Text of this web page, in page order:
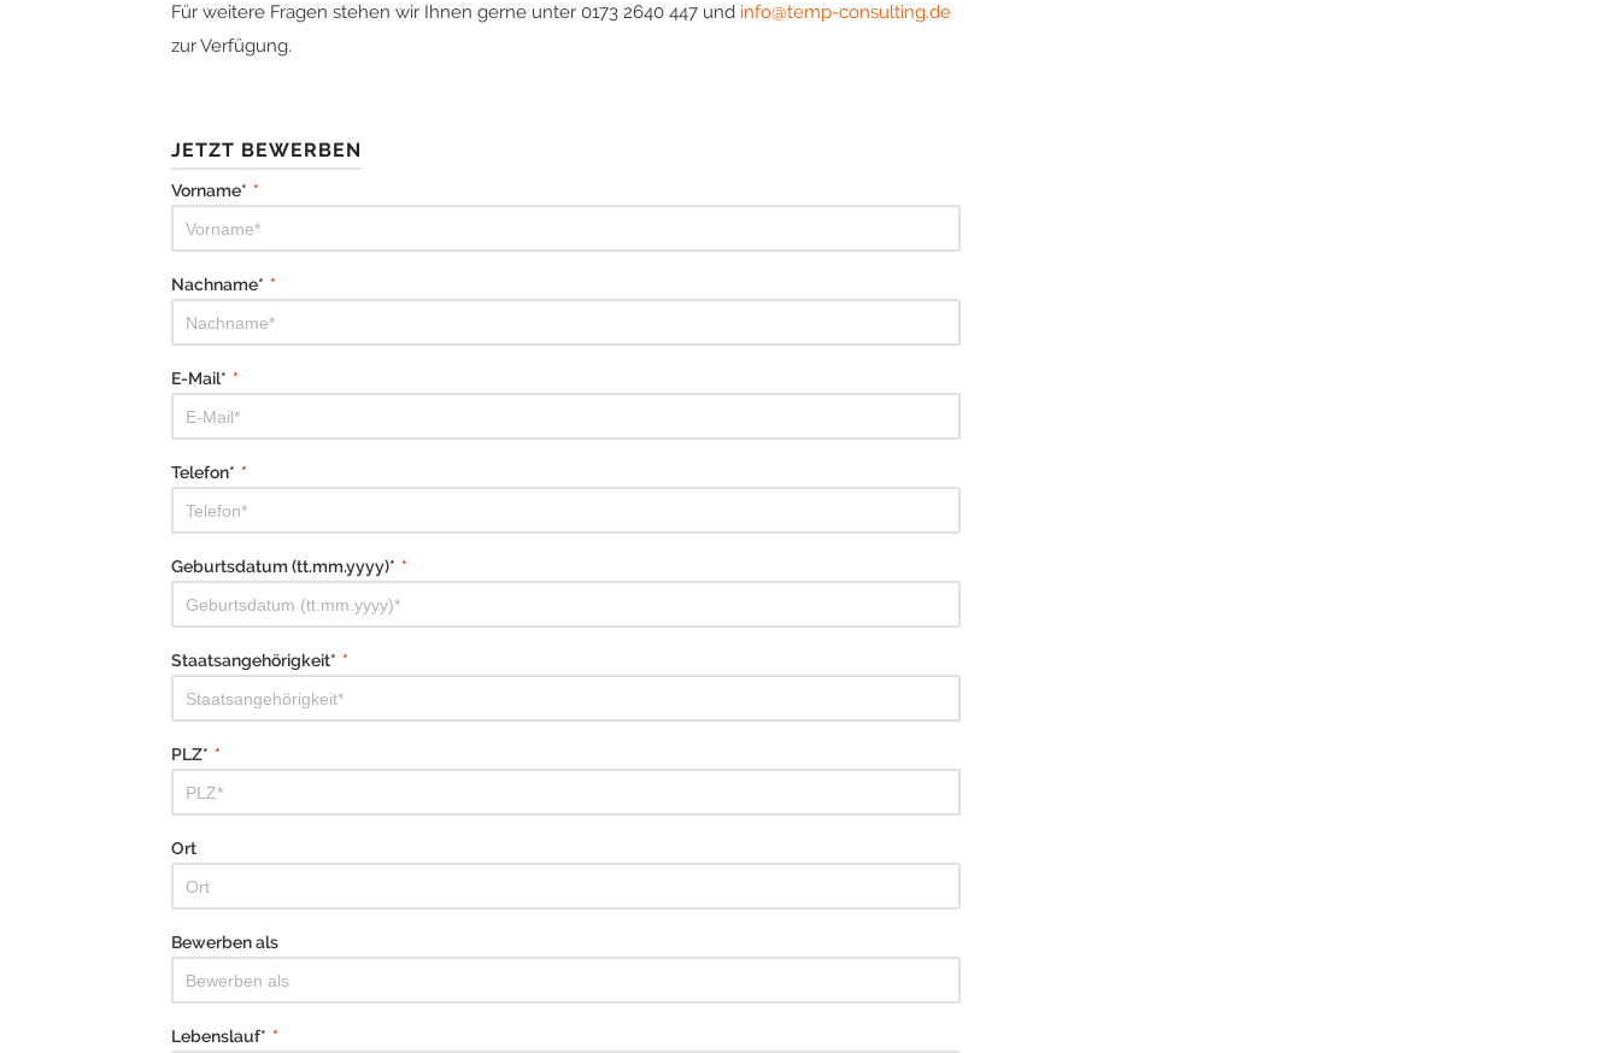
Für weitere Fragen stehen wir Ihnen gerne unter 0173 2640 447 und info@temp-consulting.de
zur Verfügung.
JETZT BEWERBEN
Vorname* *
Nachname* *
E-Mail* *
Telefon* *
Geburtsdatum (tt.mm.yyyy)* *
Staatsangehörigkeit* *
PLZ* *
Ort
Bewerben als
Lebenslauf* *